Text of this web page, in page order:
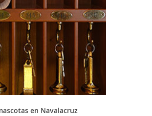
en Navalacruz